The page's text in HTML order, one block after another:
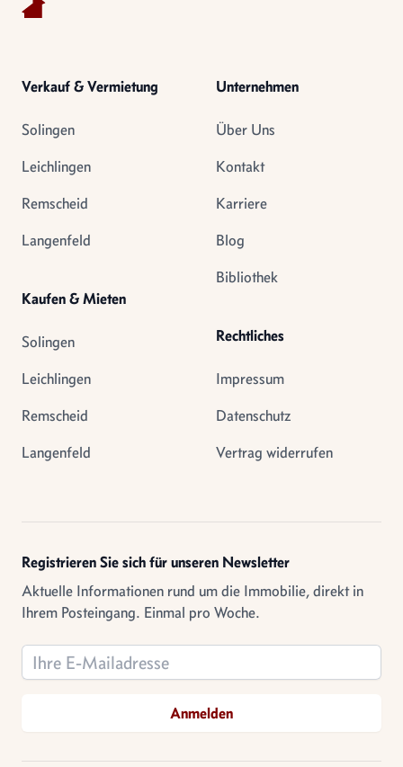
Verkauf & Vermietung
Solingen
Leichlingen
Remscheid
Langenfeld
Kaufen & Mieten
Solingen
Leichlingen
Remscheid
Langenfeld
Unternehmen
Über Uns
Kontakt
Karriere
Blog
Bibliothek
Rechtliches
Impressum
Datenschutz
Vertrag widerrufen
Registrieren Sie sich für unseren Newsletter
Aktuelle Informationen rund um die Immobilie, direkt in
Ihrem Posteingang. Einmal pro Woche.
Email address
Anmelden